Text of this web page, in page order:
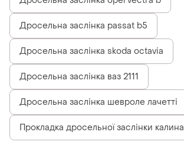
Дросельна заслінка passat b5
Дросельна заслінка skoda octavia
Дросельна заслінка ваз 2111
Дросельна заслінка шевроле лачетті
Прокладка дросельної заслінки калина